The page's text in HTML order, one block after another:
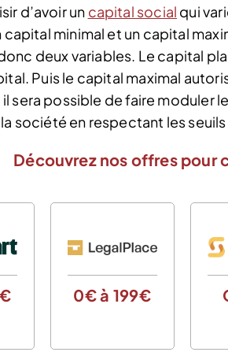
d’avoir un capital social qui
capital minimal et un capital
deux variables. Le capital
Puis le capital maximal
il sera possible de faire moduler
société en respectant les
Découvrez nos offres pour
0€ à 199€